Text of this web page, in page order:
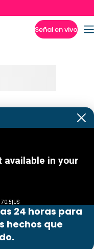
Señal en vivo
24 horas para
hechos que